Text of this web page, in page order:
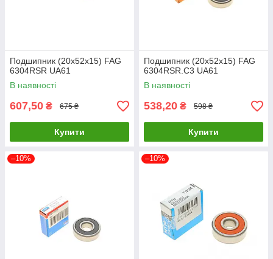
Подшипник (20x52x15) FAG
6304RSR UA61
В наявності
607,50 ₴ 675 ₴
Купити
Подшипник (20x52x15) FAG
6304RSR.C3 UA61
В наявності
538,20 ₴ 598 ₴
Купити
–10% –10%